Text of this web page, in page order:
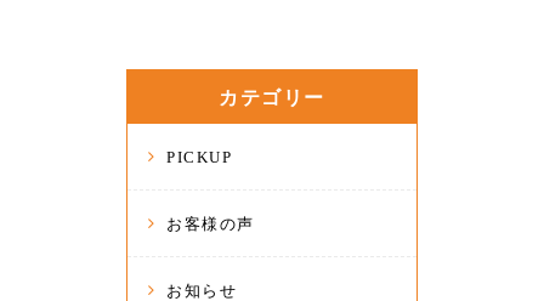
カテゴリー
PICKUP
お客様の声
お知らせ